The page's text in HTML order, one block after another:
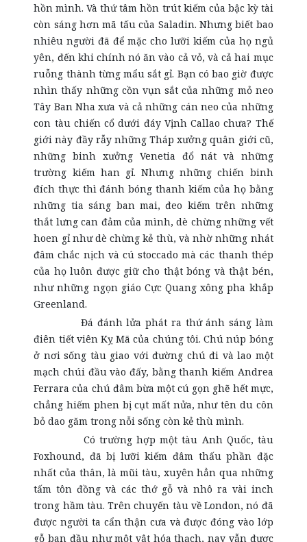
hồn mình. Và thứ tâm hồn trút kiếm của bậc kỳ tài
còn sáng hơn mã tấu của Saladin. Nhưng biết bao
nhiêu người đã để mặc cho lưỡi kiếm của họ ngủ
yên, đến khi chính nó ăn vào cả vỏ, và cả hai mục
ruỗng thành từng mẩu sắt gỉ. Bạn có bao giờ được
nhìn thấy những cồn vụn sắt của những mỏ neo
Tây Ban Nha xưa và cả những cán neo của những
con tàu chiến cổ dưới đáy Vịnh Callao chưa? Thế
giới này đầy rẫy những Tháp xưởng quân giới cũ,
những binh xưởng Venetia đổ nát và những
trường kiếm han gỉ. Nhưng những chiến binh
đích thực thì đánh bóng thanh kiếm của họ bằng
những tia sáng ban mai, đeo kiếm trên những
thắt lưng can đảm của mình, dè chừng những vết
hoen gỉ như dè chừng kẻ thù, và nhờ những nhát
đâm chắc nịch và cú stoccado mà các thanh thép
của họ luôn được giữ cho thật bóng và thật bén,
như những ngọn giáo Cực Quang xông pha khắp
Greenland.
Đá đánh lửa phát ra thứ ánh sáng làm
điên tiết viên Kỵ Mã của chúng tôi. Chú núp bóng
ở nơi sống tàu giao với đường chú đi và lao một
mạch chúi đầu vào đấy, bằng thanh kiếm Andrea
Ferrara của chú đâm bừa một cú gọn ghẽ hết mực,
chẳng hiếm phen bị cụt mất nửa, như tên du côn
bỏ dao găm trong nỗi sống còn kẻ thù mình.
Có trường hợp một tàu Anh Quốc, tàu
Foxhound, đã bị lưỡi kiếm đâm thấu phần đặc
nhất của thân, là mũi tàu, xuyên hẳn qua những
tấm tôn đồng và các thớ gỗ và nhô ra vài inch
trong hầm tàu. Trên chuyến tàu về London, nó đã
được người ta cẩn thận cưa và được đóng vào lớp
gỗ ban đầu như một vật hóa thạch, nay vẫn được